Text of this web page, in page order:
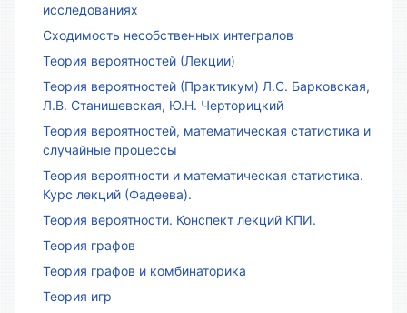
исследованиях
Сходимость несобственных интегралов
Теория вероятностей (Лекции)
Теория вероятностей (Практикум) Л.С. Барковская,
Л.В. Станишевская, Ю.Н. Черторицкий
Теория вероятностей, математическая статистика и
случайные процессы
Теория вероятности и математическая статистика.
Курс лекций (Фадеева).
Теория вероятности. Конспект лекций КПИ.
Теория графов
Теория графов и комбинаторика
Теория игр